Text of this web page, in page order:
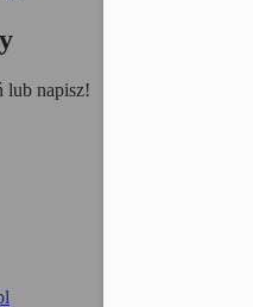
lub napisz!